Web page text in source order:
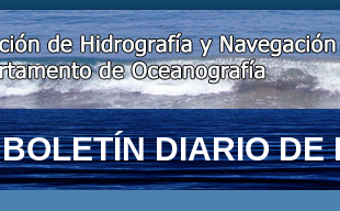
BOLETÍN DIARIO DE